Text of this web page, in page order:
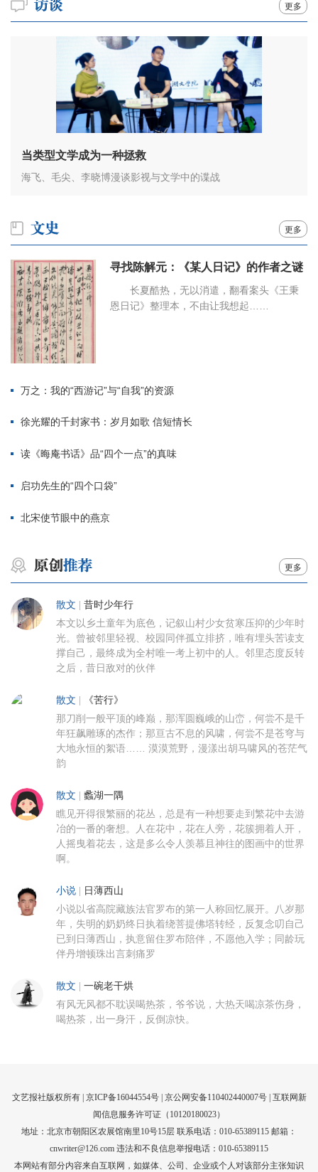
更多
当类型文学成为一种拯救
海飞、毛尖、李晓博漫谈影视与文学中的谍战
更多
寻找陈解元：《某人日记》的作者之谜
长夏酷热，无以消遣，翻看案头《王秉
恩日记》整理本，不由让我想起……
万之：我的“西游记”与“自我”的资源
徐光耀的千封家书：岁月如歌 信短情长
读《晦庵书话》品“四个一点”的真味
启功先生的“四个口袋”
北宋使节眼中的燕京
更多
散文 昔时少年行
本文以乡土童年为底色，记叙山村少女贫寒压抑的少年时
光。曾被邻里轻视、校园同伴孤立排挤，唯有埋头苦读支
撑自己，最终成为全村唯一考上初中的人。邻里态度反转
之后，昔日敌对的伙伴
散文 《苦行》
那刀削一般平顶的峰巅，那浑圆巍峨的山峦，何尝不是千
年狂飙雕琢的杰作；那亘古不息的风啸，何尝不是苍穹与
大地永恒的絮语…… 漠漠荒野，漫漾出胡马啸风的苍茫气
韵
散文 蠡湖一隅
瞧见开得很繁丽的花丛，总是有一种想要走到繁花中去游
冶的一番的奢想。人在花中，花在人旁，花簇拥着人开，
人摇曳着花去，这是多么令人羡慕且神往的图画中的世界
啊。
小说 日薄西山
小说以省高院藏族法官罗布的第一人称回忆展开。八岁那
年，失明的奶奶终日执着绕菩提佛塔转经，反复念叨自己
已到日薄西山，执意留住罗布陪伴，不愿他入学；同龄玩
伴丹增顿珠出言刺痛罗
散文 一碗老干烘
有风无风都不耽误喝热茶，爷爷说，大热天喝凉茶伤身，
喝热茶，出一身汗，反倒凉快。
文艺报社版权所有 | 京ICP备16044554号| 京公网安备110402440007号 | 互联网新
闻信息服务许可证（10120180023）
地址：北京市朝阳区农展馆南里10号15层 联系电话：010-65389115 邮箱：
cnwriter@126.com 违法和不良信息举报电话：010-65389115
本网站有部分内容来自互联网，如媒体、公司、企业或个人对该部分主张知识